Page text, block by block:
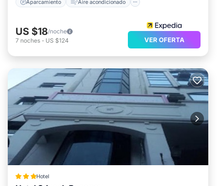
Aparcamiento Aire acondicionado
US $18/noche
7 noches - US $124 VER OFERTA
Hotel